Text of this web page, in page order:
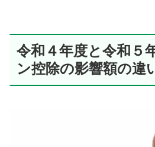
令和４年度と令和５
ン控除の影響額の違